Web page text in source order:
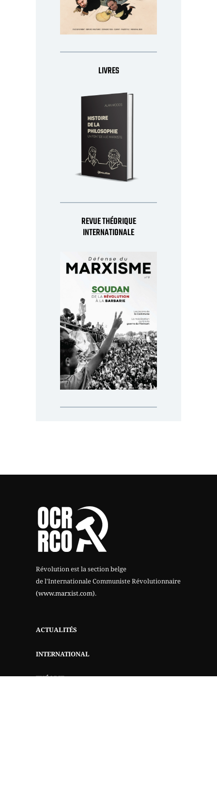
LIVRES
REVUE THÉORIQUE
INTERNATIONALE
Révolution est la section belge
de l'Internationale Communiste Révolutionnaire
(www.marxist.com).
ACTUALITÉS
INTERNATIONAL
THÉORIE